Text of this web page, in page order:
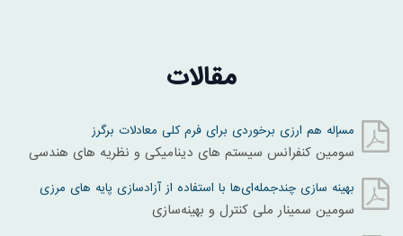
مقالات
مسإله هم ارزی برخوردی برای فرم کلی معادلات برگرز
سومين کنفرانس سيستم های ديناميکی و نظريه های هندسی
بهینه سازی چندجمله‌ای‌ها با استفاده از آزادسازی پایه های مرزی
سومین سمینار ملی کنترل و بهینه‌سازی